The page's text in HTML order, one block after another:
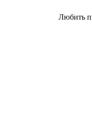
Любить